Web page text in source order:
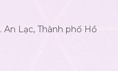
An Lạc, Thành phố Hồ